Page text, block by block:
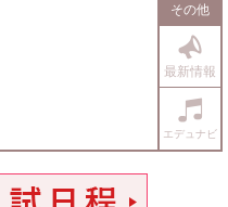
その他
最新情報
エデュナビ